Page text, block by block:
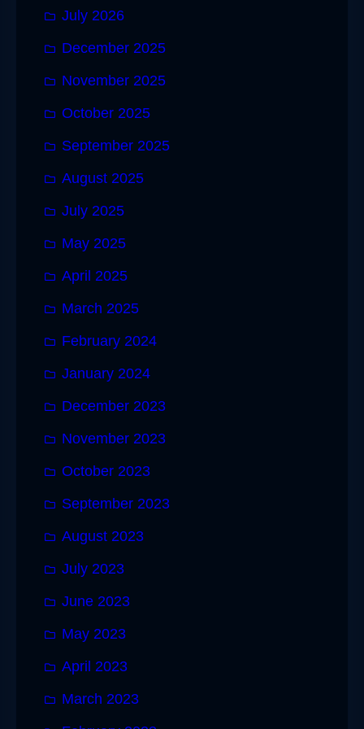
July 2026
December 2025
November 2025
October 2025
September 2025
August 2025
July 2025
May 2025
April 2025
March 2025
February 2024
January 2024
December 2023
November 2023
October 2023
September 2023
August 2023
July 2023
June 2023
May 2023
April 2023
March 2023